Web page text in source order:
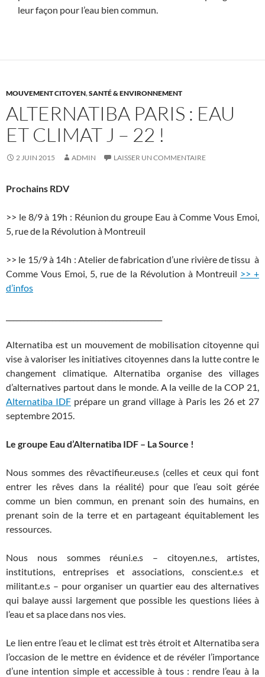
leur façon pour l’eau bien commun.
MOUVEMENT CITOYEN,SANTÉ & ENVIRONNEMENT
ALTERNATIBA PARIS : EAU
ET CLIMAT J – 22 !
2 JUIN 2015 ADMIN LAISSER UN COMMENTAIRE
Prochains RDV
>> le 8/9 à 19h : Réunion du groupe Eau à Comme Vous Emoi,
5, rue de la Révolution à Montreuil
>> le 15/9 à 14h : Atelier de fabrication d’une rivière de tissu à
Comme Vous Emoi, 5, rue de la Révolution à Montreuil >> +
d’infos
Alternatiba est un mouvement de mobilisation citoyenne qui
vise à valoriser les initiatives citoyennes dans la lutte contre le
changement climatique. Alternatiba organise des villages
d’alternatives partout dans le monde. A la veille de la COP 21,
Alternatiba IDF prépare un grand village à Paris les 26 et 27
septembre 2015.
Le groupe Eau d’Alternatiba IDF – La Source !
Nous sommes des rêvactifieur.euse.s (celles et ceux qui font
entrer les rêves dans la réalité) pour que l’eau soit gérée
comme un bien commun, en prenant soin des humains, en
prenant soin de la terre et en partageant équitablement les
ressources.
Nous nous sommes réuni.e.s – citoyen.ne.s, artistes,
institutions, entreprises et associations, conscient.e.s et
militant.e.s – pour organiser un quartier eau des alternatives
qui balaye aussi largement que possible les questions liées à
l’eau et sa place dans nos vies.
Le lien entre l’eau et le climat est très étroit et Alternatiba sera
l’occasion de le mettre en évidence et de révéler l’importance
d’une intention simple et accessible à tous : rendre l’eau à la